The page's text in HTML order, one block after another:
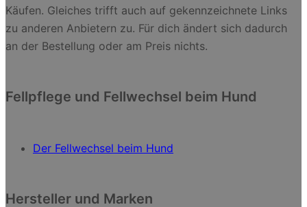
Käufen. Gleiches trifft auch auf gekennzeichnete Links
zu anderen Anbietern zu. Für dich ändert sich dadurch
an der Bestellung oder am Preis nichts.
Fellpflege und Fellwechsel beim Hund
Der Fellwechsel beim Hund
Hersteller und Marken